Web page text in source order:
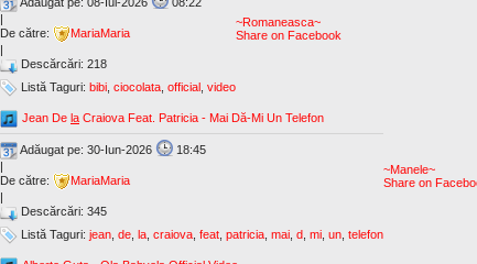
|
De către:
MariaMaria
|
Descărcări: 218
Listă Taguri: bibi ciocolata official video
~Romaneasca~
Share on Facebook
Jean De la Craiova Feat. Patricia - Mai Dă-Mi Un Telefon
Adăugat pe: 30-Iun-2026
18:45
|
De către:
MariaMaria
|
Descărcări: 345
Listă Taguri: jean de la craiova feat patricia mai d mi un telefon
~Manele~
Share on